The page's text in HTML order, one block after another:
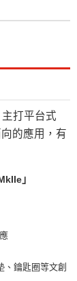
打平台式
的應用，有
」
、鑰匙圈等文創